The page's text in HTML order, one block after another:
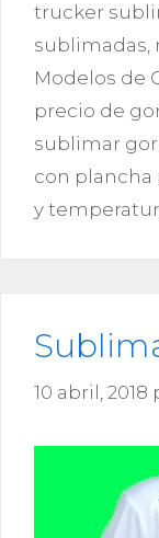
trucker
sublimadas,
Modelos de
precio de
sublimar
con plancha
y
10 abril, 2018